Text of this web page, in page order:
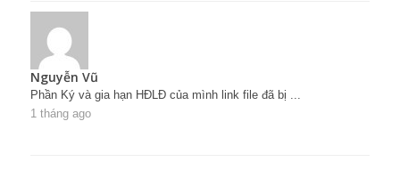
Nguyễn Vũ
Phần Ký và gia hạn HĐLĐ của mình link file đã bị ...
1 tháng ago